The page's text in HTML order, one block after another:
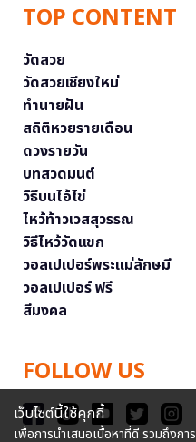
TOP CONTENT
วัดสวย
วัดสวยเชียงใหม่
ทำนายฝัน
สถิติหวยรายเดือน
ดวงรายวัน
บทสวดมนต์
วิธีบนไอ้ไข่
ไหว้ท้าวเวสสุวรรณ
วิธีไหว้วัดแขก
วอลเปเปอร์พระแม่ลักษมี
วอลเปเปอร์ ฟรี
สีมงคล
FOLLOW US
เว็บไซต์นี้ใช้คุกกี้
เพื่อการนำเสนอเนื้อหาที่ดี รวมถึงก